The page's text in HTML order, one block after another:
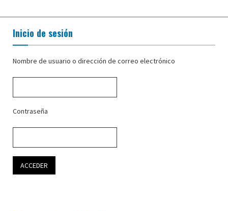
Inicio de sesión
Nombre de usuario o dirección de correo electrónico
Contraseña